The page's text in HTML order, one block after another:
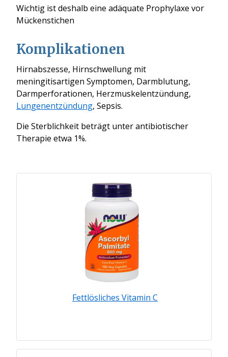
Wichtig ist deshalb eine adäquate Prophylaxe vor
Mückenstichen
Komplikationen
Hirnabszesse, Hirnschwellung mit
meningitisartigen Symptomen, Darmblutung,
Darmperforationen, Herzmuskelentzündung,
Lungenentzündung, Sepsis.
Die Sterblichkeit beträgt unter antibiotischer
Therapie etwa 1%.
Fettlösliches Vitamin C